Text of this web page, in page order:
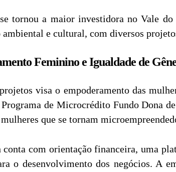
tornou a maior investidora no Vale
ambiental e cultural, com diversos
Feminino e Igualdade de
visa o empoderamento das
de Microcrédito Fundo Dona
que se tornam
conta com orientação financeira, uma
o desenvolvimento dos negócios. A